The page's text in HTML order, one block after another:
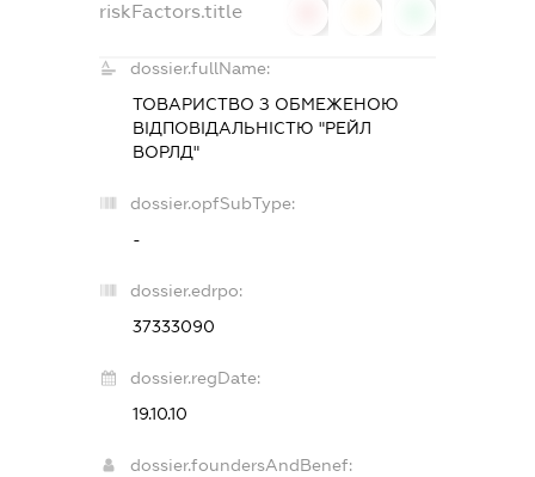
riskFactors.title
dossier.fullName:
ТОВАРИСТВО З ОБМЕЖЕНОЮ
ВІДПОВІДАЛЬНІСТЮ "РЕЙЛ
ВОРЛД"
dossier.opfSubType:
-
dossier.edrpo:
37333090
dossier.regDate:
19.10.10
dossier.foundersAndBenef: